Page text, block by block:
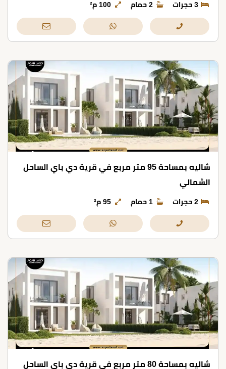
3 حجرات 2 حمام 100 م²
شاليه بمساحة 95 متر مربع في قرية دي باي الساحل
الشمالي
2 حجرات 1 حمام 95 م²
شاليه بمساحة 80 متر مربع في قرية دي باي الساحل